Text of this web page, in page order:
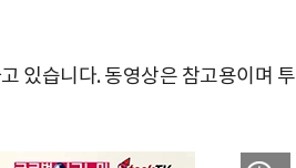
있습니다. 동영상은 참고용이며 투